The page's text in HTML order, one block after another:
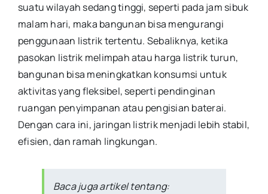
suatu wilayah sedang tinggi, seperti pada jam sibuk
malam hari, maka bangunan bisa mengurangi
penggunaan listrik tertentu. Sebaliknya, ketika
pasokan listrik melimpah atau harga listrik turun,
bangunan bisa meningkatkan konsumsi untuk
aktivitas yang fleksibel, seperti pendinginan
ruangan penyimpanan atau pengisian baterai.
Dengan cara ini, jaringan listrik menjadi lebih stabil,
efisien, dan ramah lingkungan.
Baca juga artikel tentang: